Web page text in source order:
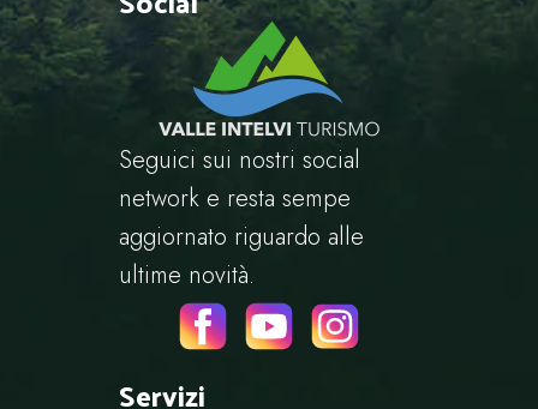
Seguici sui nostri social
network e resta sempe
aggiornato riguardo alle
ultime novità.
Servizi